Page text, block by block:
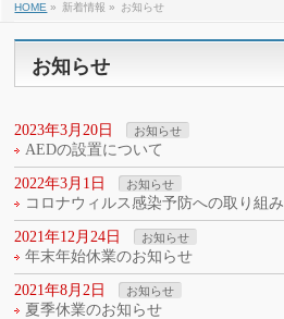
HOME » 新着情報 » お知らせ
お知らせ
2023年3月20日 お知らせ
AEDの設置について
2022年3月1日 お知らせ
コロナウィルス感染予防への取り組み
2021年12月24日 お知らせ
年末年始休業のお知らせ
2021年8月2日 お知らせ
夏季休業のお知らせ